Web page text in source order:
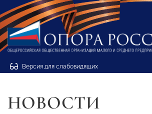
Версия для слабовидящих
НОВОСТИ